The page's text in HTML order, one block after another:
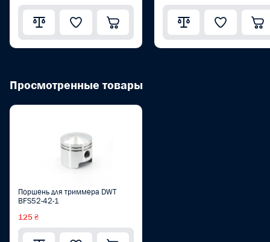
Просмотренные товары
Поршень для триммера DWT
BFS52-42-1
125 ₴